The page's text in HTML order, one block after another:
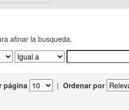
afinar la busqueda.
página | Ordenar por